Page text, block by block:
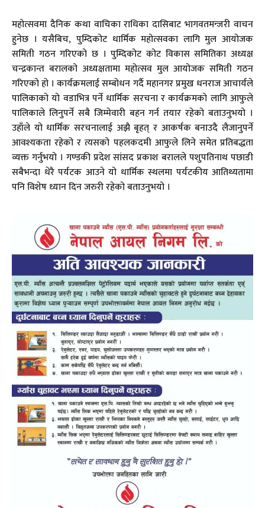
महोत्सवमा दैनिक कथा वाचिका राधिका दासिबाट भागवतमन्जरी वाचन
हुनेछ । यसैबिच, पुम्दिकोट धार्मिक महोत्सवका लागि मुल आयोजक
समिती गठन गरिएको छ । पुम्दिकोट कोट विकास समितिका अध्यक्ष
चन्द्रकान्त बरालको अध्यक्षतामा महोत्सव मुल आयोजक समिती गठन
गरिएको हो । कार्यक्रमलाई सम्बोधन गर्दै महानगर प्रमुख धनराज आचार्यले
पालिकाको यो वडाभित्र पर्ने धार्मिक सरचना र कार्यक्रमको लागि आफुले
पालिकाले लिनुपर्ने सबै जिम्मेवारी बहन गर्न तयार रहेको बताउनुभयो ।
उहाँले यो धार्मिक सरचनालाई अझै बृहत् र आकर्षक बनाउदै लैजानुपर्ने
आवश्यकता रहेको र त्यसको पहलकदमी आफुले लिने समेत प्रतिबद्धता
व्यक्त गर्नुभयो । गण्डकी प्रदेश सांसद प्रकाश बरालले पशुपतिनाथ पछाडी
सबैभन्दा धेरै पर्यटक आउने यो धार्मिक स्थलमा पर्यटकीय आतिथ्यतामा
पनि विशेष ध्यान दिन जरुरी रहेको बताउनुभयो ।